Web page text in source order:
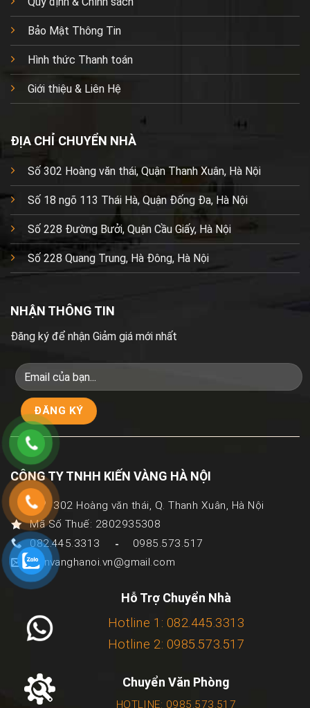
Bảo Mật Thông Tin
Hình thức Thanh toán
Giới thiệu & Liên Hệ
ĐỊA CHỈ CHUYỂN NHÀ
Số 302 Hoàng văn thái, Quận Thanh Xuân, Hà Nội
Số 18 ngõ 113 Thái Hà, Quận Đống Đa, Hà Nội
Số 228 Đường Bưởi, Quận Cầu Giấy, Hà Nội
Số 228 Quang Trung, Hà Đông, Hà Nội
NHẬN THÔNG TIN
Đăng ký để nhận Giảm giá mới nhất
CÔNG TY TNHH KIẾN VÀNG HÀ NỘI
302 Hoàng văn thái, Q. Thanh Xuân, Hà Nội
Mã Số Thuế: 2802935308
082.445.3313
-
0985.573.517
kienvanghanoi.vn@gmail.com
Hỗ Trợ Chuyển Nhà
Hotline 1: 082.445.3313
Hotline 2: 0985.573.517
Chuyển Văn Phòng
HOTLINE: 0985.573.517